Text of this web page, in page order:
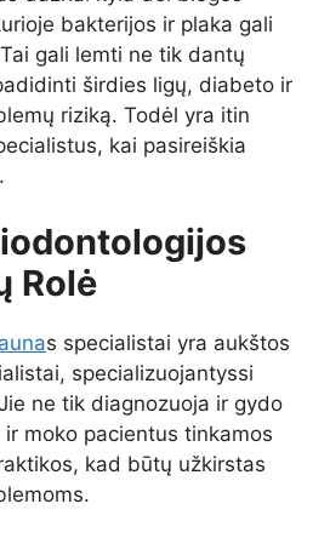
bakterijos ir plaka gali
gali lemti ne tik dantų
širdies ligų, diabeto ir
riziką. Todėl yra itin
kai pasireiškia
Rolė
s specialistai yra aukštos
specializuojantyssi
ne tik diagnozuoja ir gydo
moko pacientus tinkamos
kad būtų užkirstas